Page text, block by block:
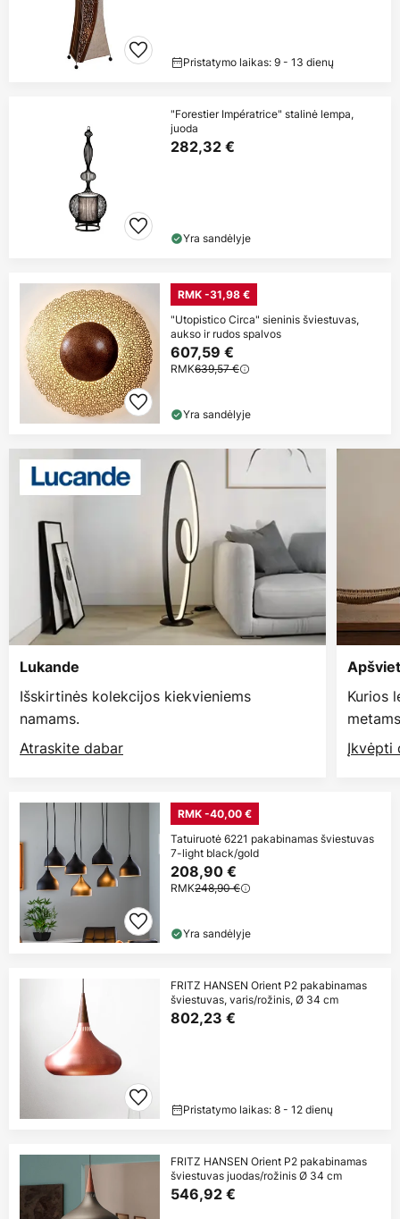
Pristatymo laikas: 9 - 13 dienų
"Forestier Impératrice" stalinė lempa,
juoda
282,32 €
Yra sandėlyje
RMK -31,98 €
"Utopistico Circa" sieninis šviestuvas,
aukso ir rudos spalvos
607,59 €
RMK639,57 €
Yra sandėlyje
Lukande
Išskirtinės kolekcijos kiekvieniems
namams.
Atraskite dabar
Kurios
Įkvėpti
RMK -40,00 €
Tatuiruotė 6221 pakabinamas šviestuvas
7-light black/gold
208,90 €
RMK248,90 €
Yra sandėlyje
FRITZ HANSEN Orient P2 pakabinamas
šviestuvas, varis/rožinis, Ø 34 cm
802,23 €
Pristatymo laikas: 8 - 12 dienų
FRITZ HANSEN Orient P2 pakabinamas
šviestuvas juodas/rožinis Ø 34 cm
546,92 €